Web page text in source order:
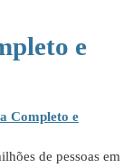
e
de pessoas em